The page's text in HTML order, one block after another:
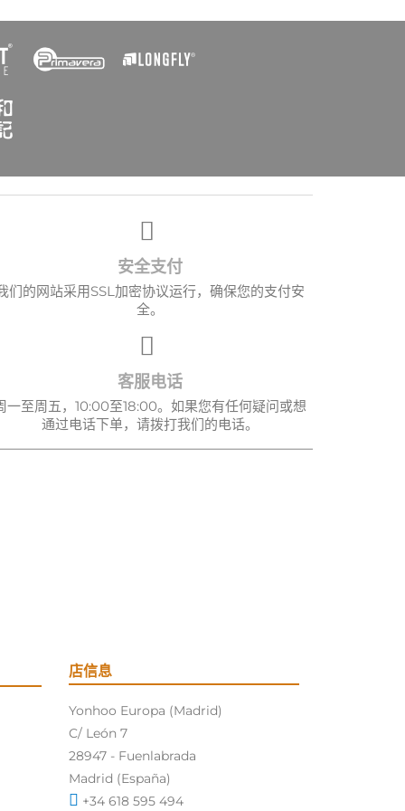
安全支付
们的网站采用SSL加密协议运行，确保您的支付安
全。
客服电话
一至周五，10:00至18:00。如果您有任何疑问或想
通过电话下单，请拨打我们的电话。
店信息
Yonhoo Europa (Madrid)
C/ León 7
28947 - Fuenlabrada
Madrid (España)
+34 618 595 494
×